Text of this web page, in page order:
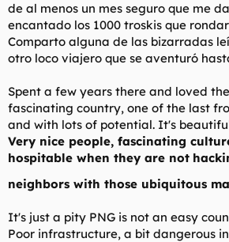
de al menos un mes seguro que me
encantado los 1000 troskis que
Comparto alguna de las bizarradas
otro loco viajero que se aventuró
Spent a few years there and loved
fascinating country, one of the last
and with lots of potential. It's
Very nice people, fascinating
hospitable when they are not
neighbors with those ubiquitous
It's just a pity PNG is not an easy
Poor infrastructure, a bit dangerous